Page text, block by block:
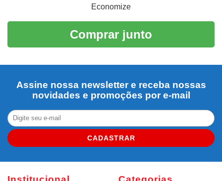
Economize
Comprar junto
Assine nossa newsletter e receba nossas
novidades e promoções por e-mail
CADASTRAR